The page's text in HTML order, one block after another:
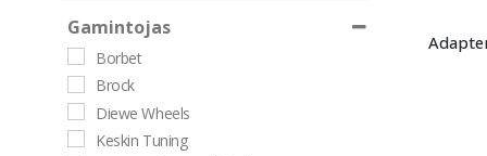
R22
Gamintojas
Borbet
Brock
Diewe Wheels
Keskin Tuning